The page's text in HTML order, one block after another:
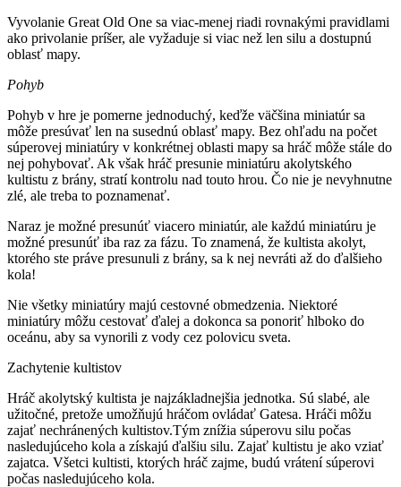
Vyvolanie Great Old One sa viac-menej riadi rovnakými pravidlami
ako privolanie príšer, ale vyžaduje si viac než len silu a dostupnú
oblasť mapy.
Pohyb
Pohyb v hre je pomerne jednoduchý, keďže väčšina miniatúr sa
môže presúvať len na susednú oblasť mapy. Bez ohľadu na počet
súperovej miniatúry v konkrétnej oblasti mapy sa hráč môže stále do
nej pohybovať. Ak však hráč presunie miniatúru akolytského
kultistu z brány, stratí kontrolu nad touto hrou. Čo nie je nevyhnutne
zlé, ale treba to poznamenať.
Naraz je možné presunúť viacero miniatúr, ale každú miniatúru je
možné presunúť iba raz za fázu. To znamená, že kultista akolyt,
ktorého ste práve presunuli z brány, sa k nej nevráti až do ďalšieho
kola!
Nie všetky miniatúry majú cestovné obmedzenia. Niektoré
miniatúry môžu cestovať ďalej a dokonca sa ponoriť hlboko do
oceánu, aby sa vynorili z vody cez polovicu sveta.
Zachytenie kultistov
Hráč akolytský kultista je najzákladnejšia jednotka. Sú slabé, ale
užitočné, pretože umožňujú hráčom ovládať Gatesa. Hráči môžu
zajať nechránených kultistov.Tým znížia súperovu silu počas
nasledujúceho kola a získajú ďalšiu silu. Zajať kultistu je ako vziať
zajatca. Všetci kultisti, ktorých hráč zajme, budú vrátení súperovi
počas nasledujúceho kola.